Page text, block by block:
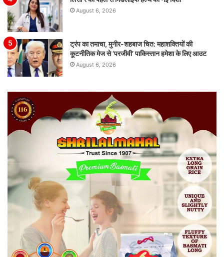
August 6, 2026
ट्रंप का तमाचा, मुनीर-शहबाज चित: महाशक्तियों की
कूटनीतिक मेज से ‘परजीवी’ पाकिस्तान हमेशा के लिए आउट
August 6, 2026